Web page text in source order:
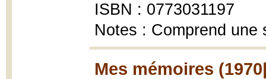
ISBN : 0773031197
Notes : Comprend une
Mes mémoires